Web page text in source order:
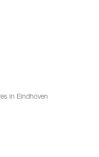
in Eindhoven